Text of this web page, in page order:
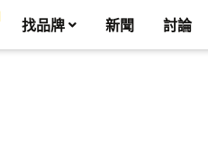
找品牌 新聞 討論